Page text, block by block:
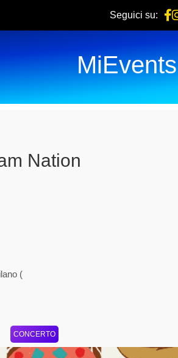
Seguici su:
MiEvents
Nation
(
CONCERTO